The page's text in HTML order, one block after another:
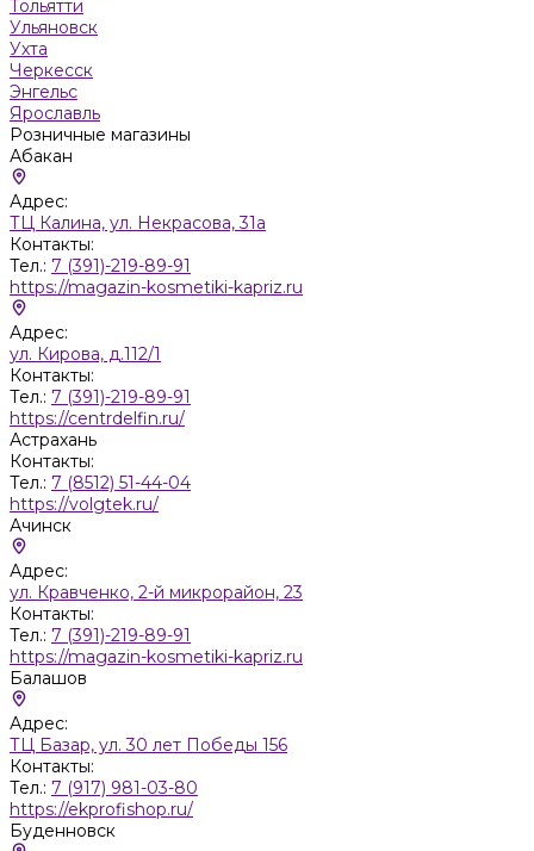
Тольятти
Ульяновск
Ухта
Черкесск
Энгельс
Ярославль
Розничные магазины
Абакан
Адрес:
ТЦ Калина, ул. Некрасова, 31а
Контакты:
Тел.: 7 (391)-219-89-91
https://magazin-kosmetiki-kapriz.ru
Адрес:
ул. Кирова, д.112/1
Контакты:
Тел.: 7 (391)-219-89-91
https://centrdelfin.ru/
Астрахань
Контакты:
Тел.: 7 (8512) 51-44-04
https://volgtek.ru/
Ачинск
Адрес:
ул. Кравченко, 2-й микрорайон, 23
Контакты:
Тел.: 7 (391)-219-89-91
https://magazin-kosmetiki-kapriz.ru
Балашов
Адрес:
ТЦ Базар, ул. 30 лет Победы 156
Контакты:
Тел.: 7 (917) 981-03-80
https://ekprofishop.ru/
Буденновск